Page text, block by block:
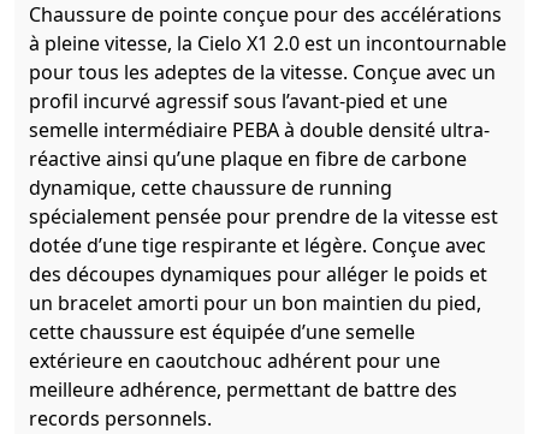
Chaussure de pointe conçue pour des accélérations
à pleine vitesse, la Cielo X1 2.0 est un incontournable
pour tous les adeptes de la vitesse. Conçue avec un
profil incurvé agressif sous l’avant-pied et une
semelle intermédiaire PEBA à double densité ultra-
réactive ainsi qu’une plaque en fibre de carbone
dynamique, cette chaussure de running
spécialement pensée pour prendre de la vitesse est
dotée d’une tige respirante et légère. Conçue avec
des découpes dynamiques pour alléger le poids et
un bracelet amorti pour un bon maintien du pied,
cette chaussure est équipée d’une semelle
extérieure en caoutchouc adhérent pour une
meilleure adhérence, permettant de battre des
records personnels.